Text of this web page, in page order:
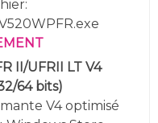
II/UFRII LT V4
64 bits)
V4 optimisé